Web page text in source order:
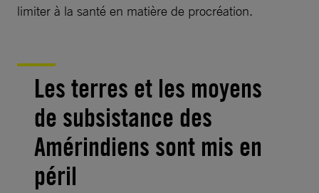
limiter à la santé en matière de procréation.
Les terres et les moyens
de subsistance des
Amérindiens sont mis en
péril